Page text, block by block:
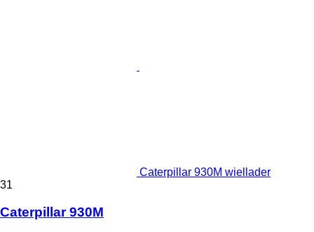
Caterpillar 930M wiellader
31
Caterpillar 930M